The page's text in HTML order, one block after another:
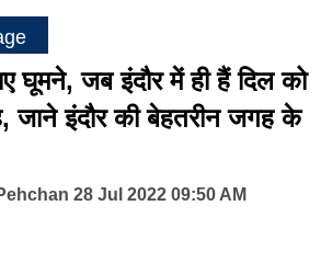
घूमने, जब इंदौर में ही हैं दिल को
जाने इंदौर की बेहतरीन जगह के
28 Jul 2022 09:50 AM